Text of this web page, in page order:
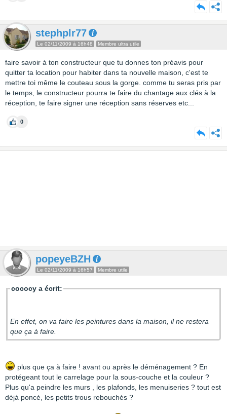
stephplr77
Le 02/11/2009 à 16h48 Membre ultra utile
faire savoir à ton constructeur que tu donnes ton préavis pour
quitter ta location pour habiter dans ta nouvelle maison, c'est te
mettre toi même le couteau sous la gorge. comme tu seras pris par
le temps, le constructeur pourra te faire du chantage aux clés à la
réception, te faire signer une réception sans réserves etc...
0
popeyeBZH
Le 02/11/2009 à 16h57 Membre utile
cococy a écrit:
En effet, on va faire les peintures dans la maison, il ne restera
que ça à faire.
plus que ça à faire ! avant ou après le déménagement ? En
protégeant tout le carrelage pour la sous-couche et la couleur ?
Plus qu'a peindre les murs , les plafonds, les menuiseries ? tout est
déjà poncé, les petits trous rebouchés ?